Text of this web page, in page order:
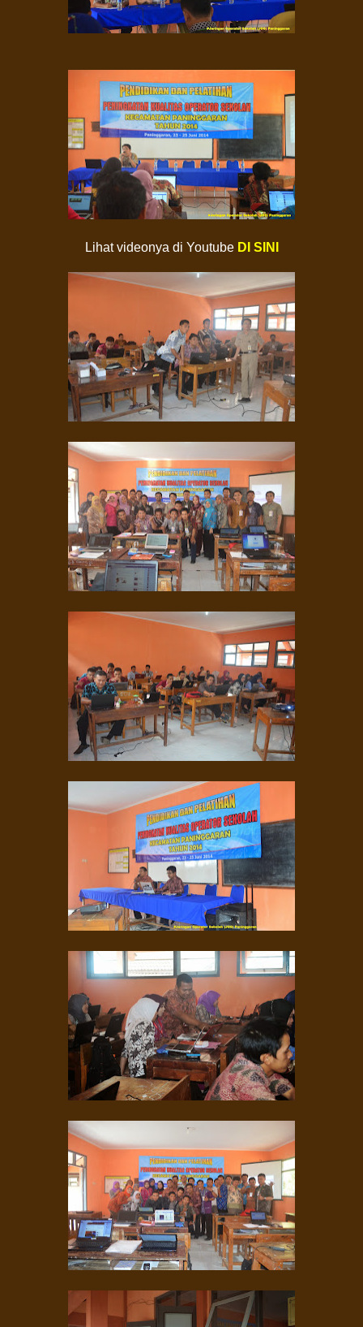
Lihat videonya di Youtube DI SINI